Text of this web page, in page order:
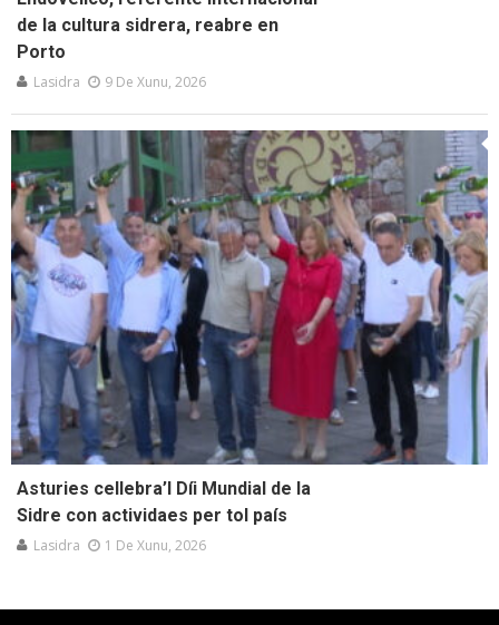
de la cultura sidrera, reabre en
Porto
Lasidra 9 De Xunu, 2026
Asturies cellebra’l Díi Mundial de la
Sidre con actividaes per tol país
Lasidra 1 De Xunu, 2026